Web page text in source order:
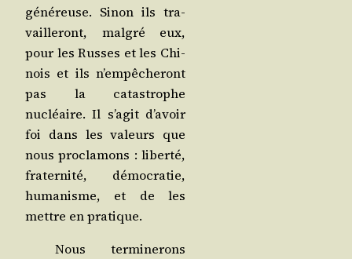
géné­reuse. Sinon ils tra­
vaille­ront, mal­gré eux,
pour les Russes et les Chi­
nois et ils n’empêcheront
pas la catas­trophe
nucléaire. Il s’a­git d’a­voir
foi dans les valeurs que
nous pro­cla­mons : liber­té,
fra­ter­ni­té, démo­cra­tie,
huma­nisme, et de les
mettre en pratique.
Nous ter­mi­ne­rons